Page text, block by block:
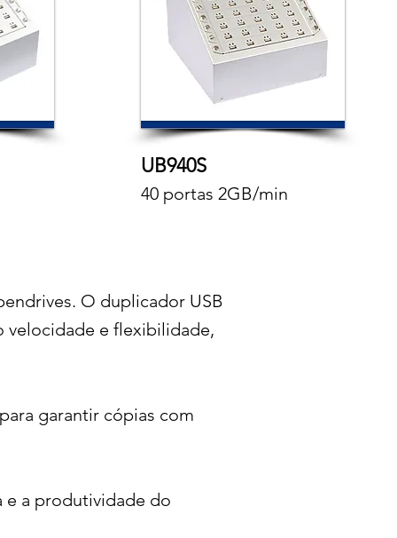
UB940S
40 portas 2GB/min
O duplicador USB
velocidade e flexibilidade,
garantir cópias com
e a produtividade do